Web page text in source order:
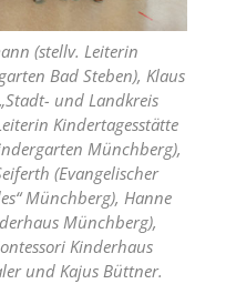
(stellv. Leiterin
Bad Steben), Klaus
und Landkreis
Kindertagesstätte
Münchberg),
(Evangelischer
Münchberg), Hanne
Münchberg),
Kinderhaus
und Kajus Büttner.